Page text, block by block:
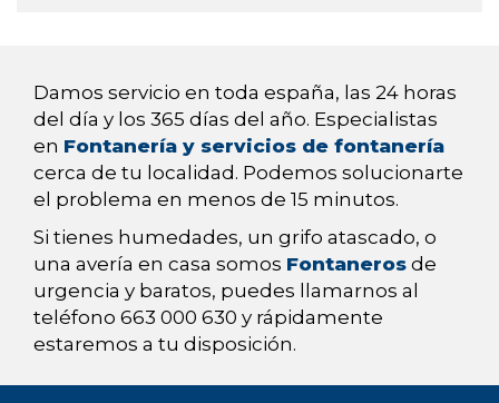
Damos servicio en toda españa, las 24 horas
del día y los 365 días del año. Especialistas
en Fontanería y servicios de fontanería
cerca de tu localidad. Podemos solucionarte
el problema en menos de 15 minutos.
Si tienes humedades, un grifo atascado, o
una avería en casa somos Fontaneros de
urgencia y baratos, puedes llamarnos al
teléfono 663 000 630 y rápidamente
estaremos a tu disposición.